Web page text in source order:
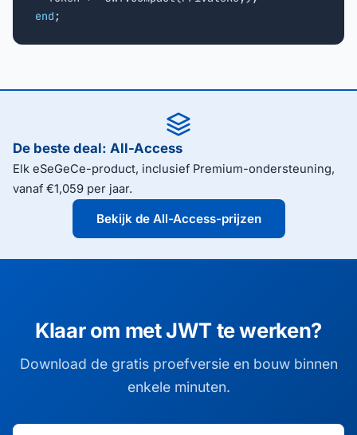
end ;
De beste deal: All-Access
Elk eSeGeCe-product, inclusief Premium-ondersteuning,
vanaf €1,059 per jaar.
Bekijk de All-Access-prijzen
Klaar om met JWT te werken?
Download de gratis proefversie en bouw binnen
enkele minuten.